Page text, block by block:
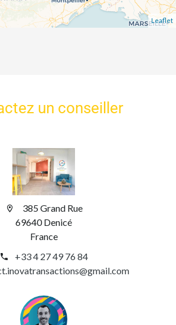
Leaflet
un conseiller
385 Grand Rue
69640 Denicé
France
+33 4 27 49 76 84